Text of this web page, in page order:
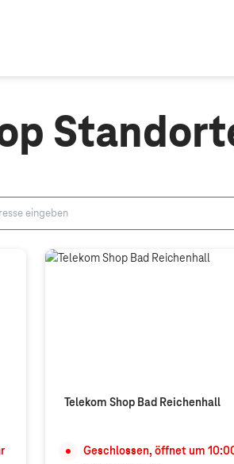
Telekom Shop Bad Reichenhall
Geschlossen, öffnet um